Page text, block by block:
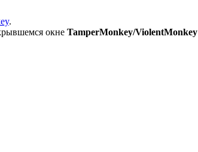
.
окне TamperMonkey/ViolentMonkey